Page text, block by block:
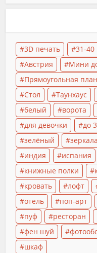
3D печать 31-40
Австрия
Мини
Прямоугольная
Стол
Таунхаус
белый
ворота
для девочки
до
зелёный
зеркала
индия
испания
книжные полки
кровать
лофт
отель
поп-арт
пуф
ресторан
фен шуй
шкаф